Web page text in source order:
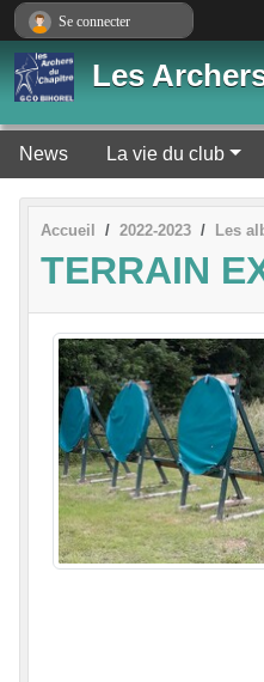
Les
News La vie du club
Accueil 2022-2023 Les
TERRAIN
Se connecter
Panneau de gestion des